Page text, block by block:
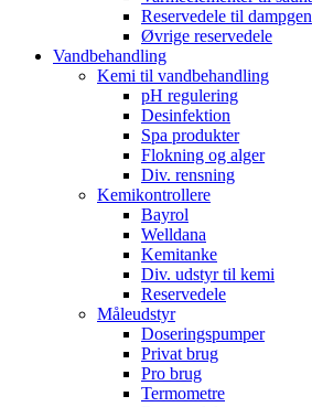
Reservedele til
Øvrige reservedele
Vandbehandling
Kemi til vandbehandling
pH regulering
Desinfektion
Spa produkter
Flokning og alger
Div. rensning
Kemikontrollere
Bayrol
Welldana
Kemitanke
Div. udstyr til kemi
Reservedele
Måleudstyr
Doseringspumper
Privat brug
Pro brug
Termometre